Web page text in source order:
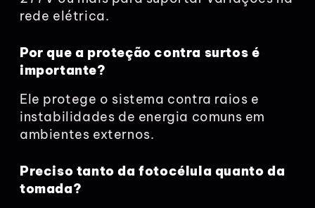
rede elétrica.
Por que a proteção contra surtos é
importante?
Ele protege o sistema contra raios e
instabilidades de energia comuns em
ambientes externos.
Preciso tanto da fotocélula quanto da
tomada?